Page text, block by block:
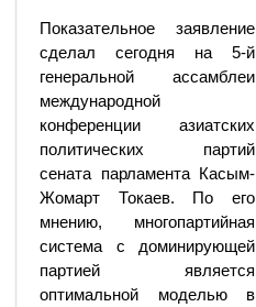
Показательное заявление
сделал сегодня на 5-й
генеральной ассамблеи
международной
конференции азиатских
политических партий
сената парламента Касым-
Жомарт Токаев. По его
мнению, многопартийная
система с доминирующей
партией является
оптимальной моделью в